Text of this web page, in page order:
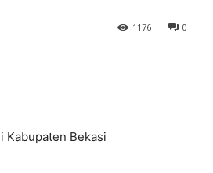
0
1176
Kabupaten Bekasi